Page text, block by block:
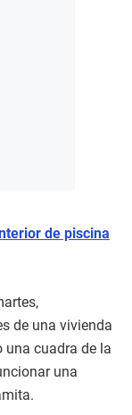
de piscina
de una vivienda
una cuadra de la
una